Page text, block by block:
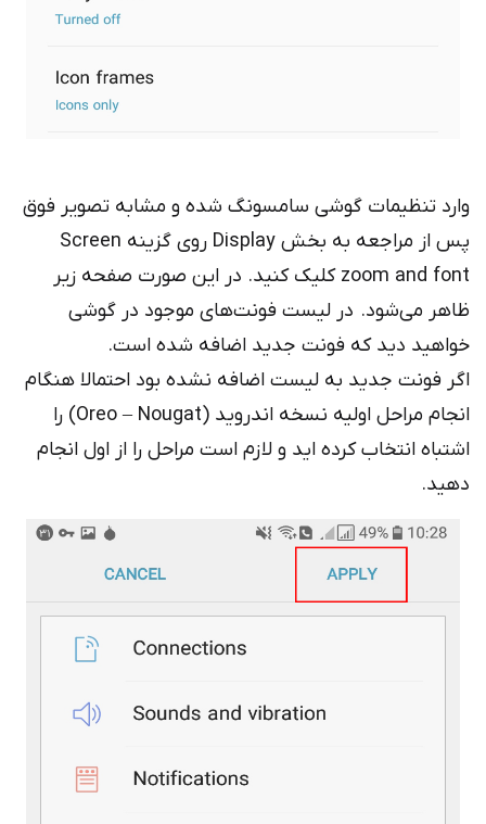
تنظیمات گوشی سامسونگ شده و مشابه تصویر فوق
پس از مراجعه به بخش Display روی گزینه Screen
zoom and font کلیک کنید. در این صورت صفحه زیر
می‌شود. در لیست فونت‌های موجود در گوشی
دید که فونت جدید اضافه شده است.
فونت جدید به لیست اضافه نشده بود احتمالا هنگام
انجام مراحل اولیه نسخه اندروید (Oreo – Nougat) را
انتخاب کرده اید و لازم است مراحل را از اول انجام